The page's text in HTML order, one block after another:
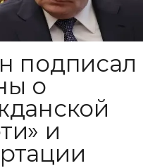
подписал
о
и